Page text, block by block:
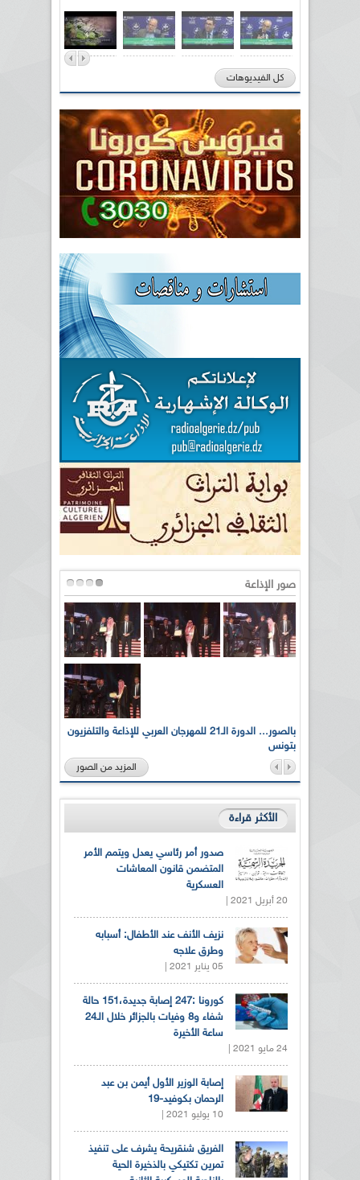
كل الفيديوهات
صور الإذاعة
بالصور... الدورة الـ21 للمهرجان العربي للإذاعة والتلفزيون
بتونس
المزيد من الصور
الأكثر قراءة
صدور أمر رئاسي يعدل ويتمم الأمر
المتضمن قانون المعاشات
العسكرية
20 أبريل 2021 |
نزيف الأنف عند الأطفال: أسبابه
وطرق علاجه
05 يناير 2021 |
كورونا :247 إصابة جديدة،151 حالة
شفاء و8 وفيات بالجزائر خلال الـ24
ساعة الأخيرة
24 مايو 2021 |
إصابة الوزير الأول أيمن بن عبد
الرحمان بكوفيد-19
10 يوليو 2021 |
الفريق شنقريحة يشرف على تنفيذ
تمرين تكتيكي بالذخيرة الحية